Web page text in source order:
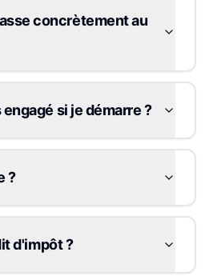
concrètement au
si je démarre ?
?
d'impôt ?